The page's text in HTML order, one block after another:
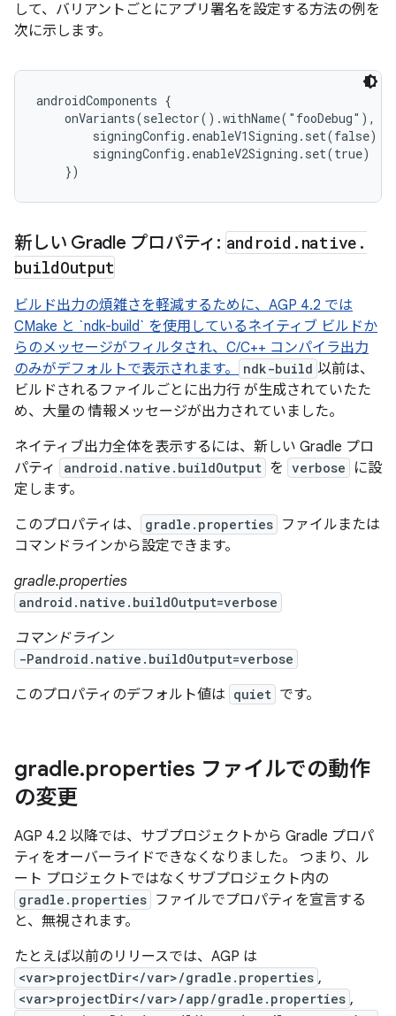
して、バリアントごとにアプリ署名を設定する方法の例を
次に示します。
androidComponents {
    onVariants(selector().withName("fooDebug"), {
        signingConfig.enableV1Signing.set(false)
        signingConfig.enableV2Signing.set(true)
    })
新しい Gradle プロパティ: android . native .
buildOutput
ビルド出力の煩雑さを軽減するために、AGP 4.2 では
CMake と `ndk-build` を使用しているネイティブ ビルドか
らのメッセージがフィルタされ、C/C++ コンパイラ出力
のみがデフォルトで表示されます。
ndk-build 以前は、
ビルドされるファイルごとに出力行 が生成されていたた
め、大量の 情報メッセージが出力されていました。
ネイティブ出力全体を表示するには、新しい Gradle プロ
パティ
android.native.buildOutput を verbose
に設
定します。
このプロパティは、
gradle.properties ファイルまたは
コマンドラインから設定できます。
gradle.properties
android.native.buildOutput=verbose
コマンドライン
-Pandroid.native.buildOutput=verbose
このプロパティのデフォルト値は quiet です。
gradle.properties ファイルでの動作
の変更
AGP 4.2 以降では、サブプロジェクトから Gradle プロパ
ティをオーバーライドできなくなりました。 つまり、ル
ート プロジェクトではなくサブプロジェクト内の
gradle.properties ファイルでプロパティを宣言する
と、無視されます。
たとえば以前のリリースでは、AGP は
<var>projectDir</var>/gradle.properties ,
<var>projectDir</var>/app/gradle.properties ,